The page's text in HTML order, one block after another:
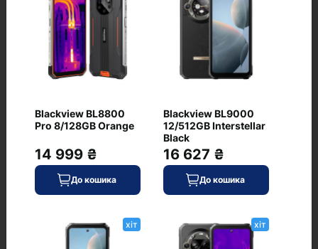
Стереодинаміки
+ Додати відгук
першим, залиште свій відгук.
Blackview BL8800
Pro 8/128GB Orange
14 999 ₴
До кошика
Blackview BL9000
12/512GB Interstellar
Black
16 627 ₴
До кошика
хіт хіт